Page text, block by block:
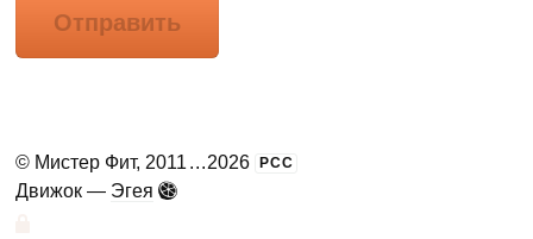
Отправить
© Мистер Фит, 2011 ...2026 РСС
Движок — Эгея